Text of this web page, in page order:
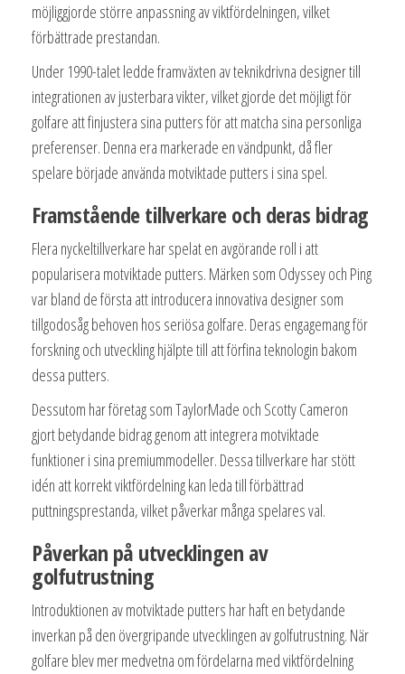
möjliggjorde större anpassning av viktfördelningen, vilket
förbättrade prestandan.
Under 1990-talet ledde framväxten av teknikdrivna designer till
integrationen av justerbara vikter, vilket gjorde det möjligt för
golfare att finjustera sina putters för att matcha sina personliga
preferenser. Denna era markerade en vändpunkt, då fler
spelare började använda motviktade putters i sina spel.
Framstående tillverkare och deras bidrag
Flera nyckeltillverkare har spelat en avgörande roll i att
popularisera motviktade putters. Märken som Odyssey och Ping
var bland de första att introducera innovativa designer som
tillgodosåg behoven hos seriösa golfare. Deras engagemang för
forskning och utveckling hjälpte till att förfina teknologin bakom
dessa putters.
Dessutom har företag som TaylorMade och Scotty Cameron
gjort betydande bidrag genom att integrera motviktade
funktioner i sina premiummodeller. Dessa tillverkare har stött
idén att korrekt viktfördelning kan leda till förbättrad
puttningsprestanda, vilket påverkar många spelares val.
Påverkan på utvecklingen av
golfutrustning
Introduktionen av motviktade putters har haft en betydande
inverkan på den övergripande utvecklingen av golfutrustning. När
golfare blev mer medvetna om fördelarna med viktfördelning